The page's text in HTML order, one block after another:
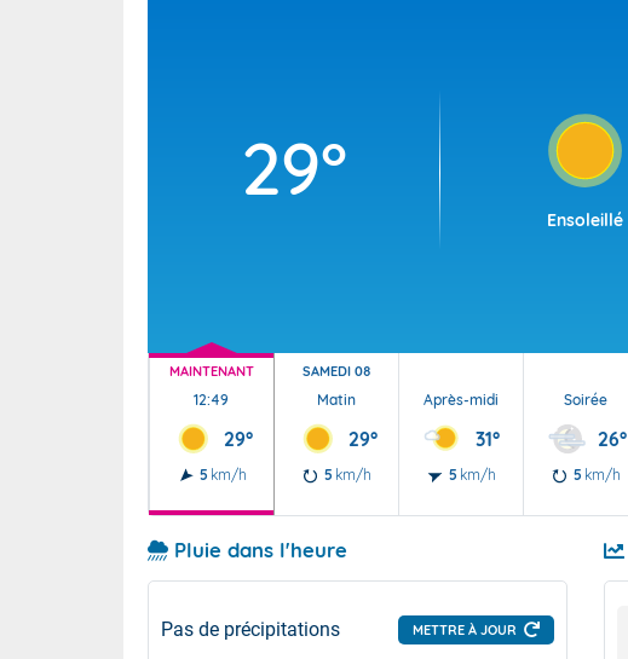
29°
Ensoleillé
MAINTENANT
12:49
29°
5 km/h
SAMEDI 08
Matin
29°
5 km/h
Après-midi
31°
5 km/h
Soirée
26°
5 km/h
Pluie dans l'heure
Pas de précipitations METTRE À JOUR